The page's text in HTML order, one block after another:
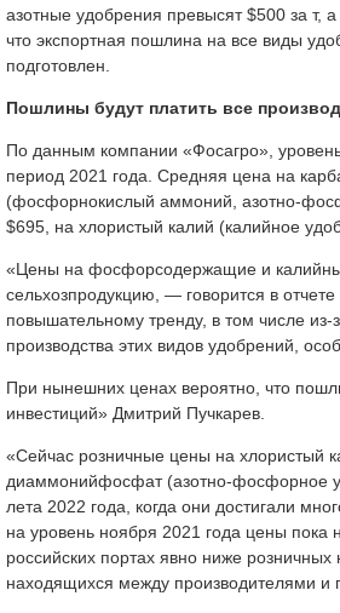
азотные удобрения превысят $500 за т,
что экспортная пошлина на все виды
подготовлен.
Пошлины будут платить все
По данным компании «Фосагро»,
период 2021 года. Средняя цена на
(фосфорнокислый аммоний, азотно-
$695, на хлористый калий (калийное
«Цены на фосфорсодержащие и
сельхозпродукцию, — говорится в
повышательному тренду, в том числе из-
производства этих видов удобрений,
При нынешних ценах вероятно, что
инвестиций» Дмитрий Пучкарев.
«Сейчас розничные цены на хлористый
диаммонийфосфат (азотно-фосфорное
лета 2022 года, когда они достигали
на уровень ноября 2021 года цены пока
российских портах явно ниже
находящихся между производителями и